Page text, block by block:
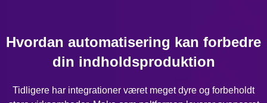
Hvordan automatisering kan forbedre
din indholdsproduktion
Tidligere har integrationer været meget dyre og forbeholdt